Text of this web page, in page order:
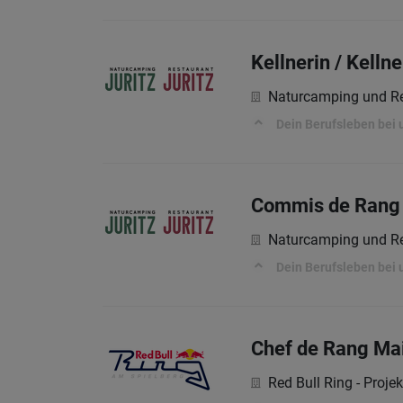
Kellnerin /
Naturcamping und
Dein Berufsleben bei
Commis de
Naturcamping und
Dein Berufsleben bei
Chef de Rang
Red Bull Ring -